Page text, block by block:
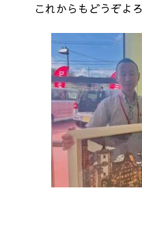
これからもどうぞよ